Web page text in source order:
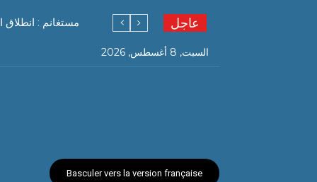
عاجل مستغانم : انطلاق
السبت, 8 أغسطس, 2026
Basculer vers la version française